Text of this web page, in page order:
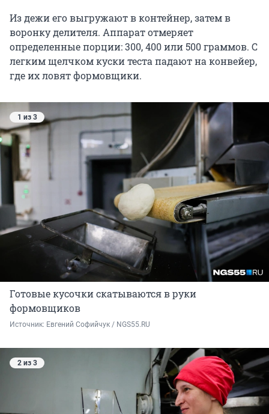
Из дежи его выгружают в контейнер, затем в
воронку делителя. Аппарат отмеряет
определенные порции: 300, 400 или 500 граммов. С
легким щелчком куски теста падают на конвейер,
где их ловят формовщики.
1 из 3
Готовые кусочки скатываются в руки
формовщиков
Источник: Евгений Софийчук / NGS55.RU
2 из 3